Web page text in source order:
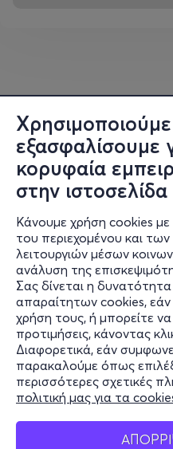
εξασφαλίσουμε
κορυφαία
στην
Κάνουμε χρήση cookies
του περιεχομένου και
λειτουργιών μέσων
ανάλυση της
Σας δίνεται η
απαραίτητων cookies,
χρήση τους, ή μπορείτε να
προτιμήσεις, κάνοντας
Διαφορετικά, εάν
παρακαλούμε όπως
περισσότερες σχετικές
πολιτική μας για τα
Πληροφορίες
Υποστήριξη
Stay Connected
Mobile app